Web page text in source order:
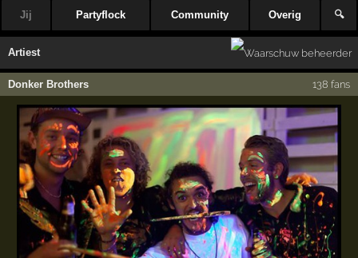
Jij Partyflock Community Overig 🔍
Artiest
Donker Brothers 138 fans